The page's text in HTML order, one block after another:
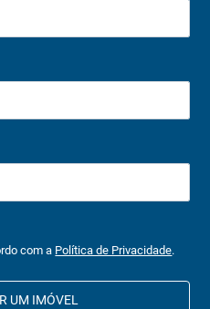
com a Política de Privacidade.
UM IMÓVEL